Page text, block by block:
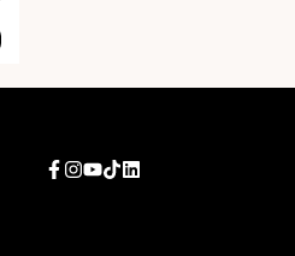
Facebook
Instagram
YouTube
TikTokLinkedIn